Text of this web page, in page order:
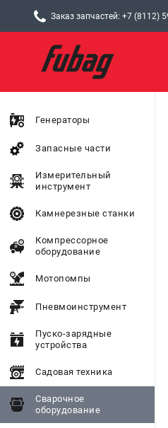
Заказ запчастей: +7 (8112)
Генераторы
Запасные части
Измерительный
инструмент
Камнерезные станки
Компрессорное
оборудование
Мотопомпы
Пневмоинструмент
Пуско-зарядные
устройства
Садовая техника
Сварочное
оборудование